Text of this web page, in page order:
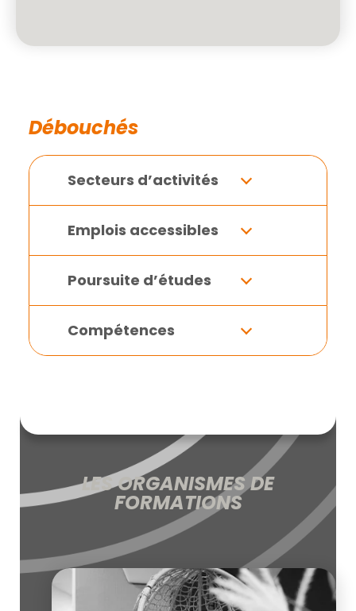
Débouchés
Secteurs d’activités
Emplois accessibles
Poursuite d’études
Compétences
LES ORGANISMES DE
FORMATIONS